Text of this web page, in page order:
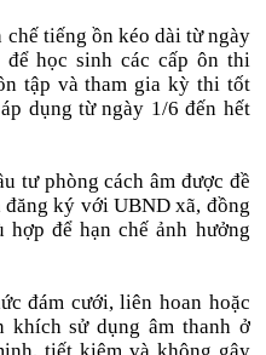
tiếng ồn kéo dài từ ngày
để học sinh các cấp ôn thi
tập và tham gia kỳ thi tốt
dụng từ ngày 1/6 đến hết
tư phòng cách âm được đề
ký với UBND xã, đồng
để hạn chế ảnh hưởng
đám cưới, liên hoan hoặc
khích sử dụng âm thanh ở